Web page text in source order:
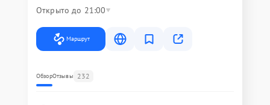
Открыто до 21:00
Маршрут
ОбзорОтзывы 232